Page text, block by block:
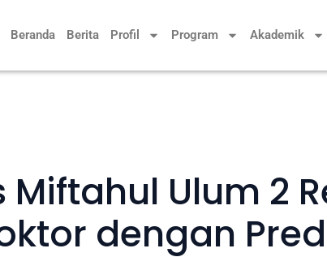
Beranda Berita Profil Program Akademik
Miftahul Ulum 2
dengan